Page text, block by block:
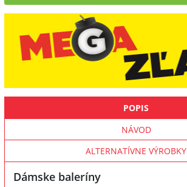
POPIS
NÁVOD
ALTERNATÍVNE VÝROBKY
Dámske baleríny